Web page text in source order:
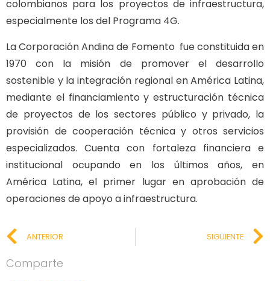
colombianos para los proyectos de infraestructura,
especialmente los del Programa 4G.
La Corporación Andina de Fomento fue constituida en
1970 con la misión de promover el desarrollo
sostenible y la integración regional en América Latina,
mediante el financiamiento y estructuración técnica
de proyectos de los sectores público y privado, la
provisión de cooperación técnica y otros servicios
especializados. Cuenta con fortaleza financiera e
institucional ocupando en los últimos años, en
América Latina, el primer lugar en aprobación de
operaciones de apoyo a infraestructura.
ANTERIOR SIGUIENTE
Comparte